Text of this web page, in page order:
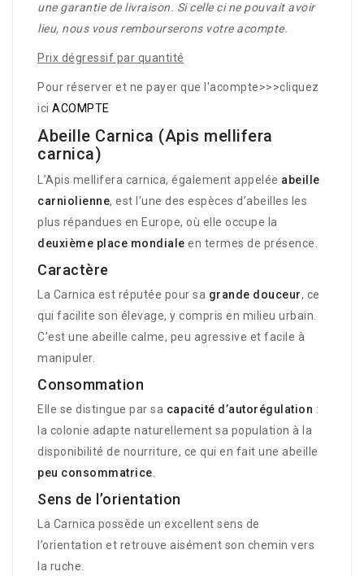
une garantie de livraison. Si celle ci ne pouvait avoir
lieu, nous vous rembourserons votre acompte.
Prix dégressif par quantité
Pour réserver et ne payer que l'acompte>>>cliquez
ici ACOMPTE
Abeille Carnica (Apis mellifera
carnica)
L’Apis mellifera carnica, également appelée abeille
carniolienne, est l’une des espèces d’abeilles les
plus répandues en Europe, où elle occupe la
deuxième place mondiale en termes de présence.
Caractère
La Carnica est réputée pour sa grande douceur, ce
qui facilite son élevage, y compris en milieu urbain.
C’est une abeille calme, peu agressive et facile à
manipuler.
Consommation
Elle se distingue par sa capacité d’autorégulation :
la colonie adapte naturellement sa population à la
disponibilité de nourriture, ce qui en fait une abeille
peu consommatrice
Sens de l’orientation
La Carnica possède un excellent sens de
l’orientation et retrouve aisément son chemin vers
la ruche.